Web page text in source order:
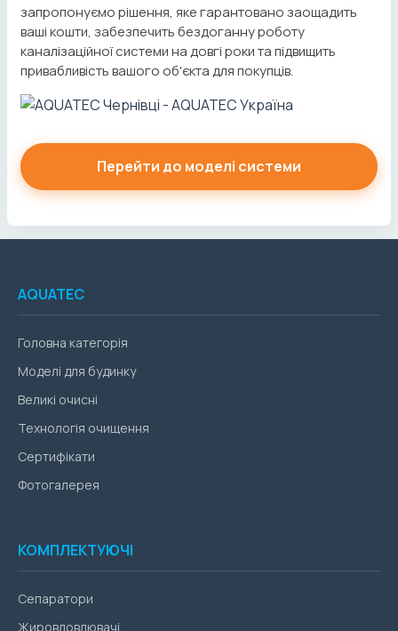
запропонуємо рішення, яке гарантовано заощадить
ваші кошти, забезпечить бездоганну роботу
каналізаційної системи на довгі роки та підвищить
привабливість вашого об'єкта для покупців.
Перейти до моделі системи
AQUATEC
Головна категорія
Моделі для будинку
Великі очисні
Технологія очищення
Сертифікати
Фотогалерея
КОМПЛЕКТУЮЧІ
Сепаратори
Жировловлювачі